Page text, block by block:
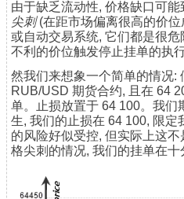
由于缺乏流动性, 价格缺口可
尖刺(在距市场偏离很高的价
或自动交易系统, 它们都是很
不利的价位触发停止挂单的执行
然我们来想象一个简单的情况:
RUB/USD 期货合约, 且在 64
单。止损放置于 64 100。我们
生, 我们的止损在 64 100, 限定
的风险好似受控, 但实际上这
格尖刺的情况, 我们的挂单在